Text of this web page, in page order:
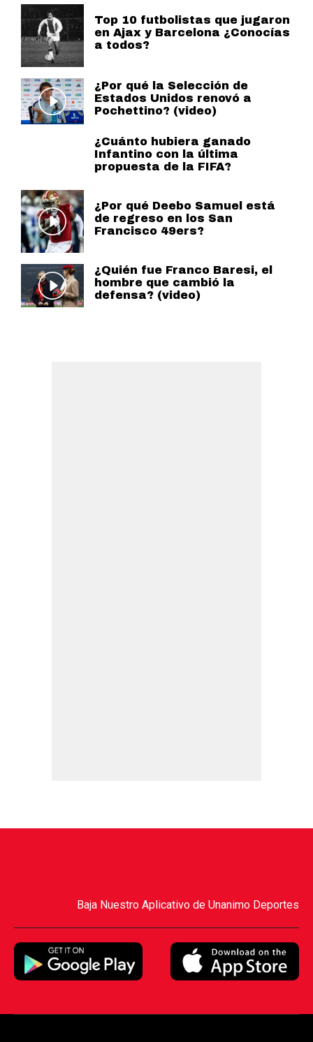
Top 10 futbolistas que jugaron
en Ajax y Barcelona ¿Conocías
a todos?
¿Por qué la Selección de
Estados Unidos renovó a
Pochettino? (video)
¿Cuánto hubiera ganado
Infantino con la última
propuesta de la FIFA?
¿Por qué Deebo Samuel está
de regreso en los San
Francisco 49ers?
¿Quién fue Franco Baresi, el
hombre que cambió la
defensa? (video)
Baja Nuestro Aplicativo de Unanimo Deportes